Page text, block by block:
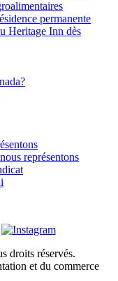
permanente
Heritage Inn dès
représentons
droits réservés.
et du commerce